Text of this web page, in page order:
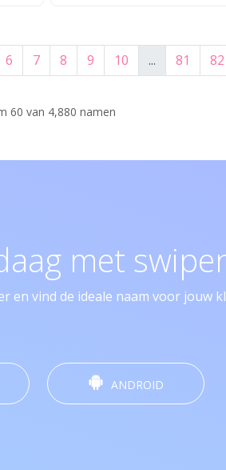
6 7 8 9 10 ... 81 82
60 van 4,880 namen
met
en vind de ideale naam voor jouw
ANDROID